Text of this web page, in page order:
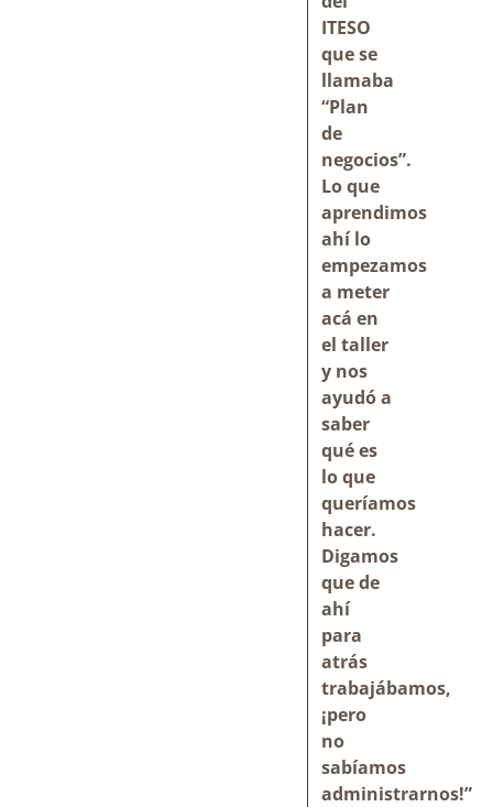
ITESO
que se
llamaba
“Plan
de
negocios”.
Lo que
aprendimos
ahí lo
empezamos
a meter
acá en
el taller
y nos
ayudó a
saber
qué es
lo que
queríamos
hacer.
Digamos
que de
ahí
para
atrás
trabajábamos,
¡pero
no
sabíamos
administrarnos!”